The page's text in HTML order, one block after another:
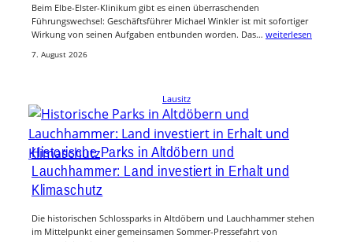
Beim Elbe-Elster-Klinikum gibt es einen überraschenden
Führungswechsel: Geschäftsführer Michael Winkler ist mit sofortiger
Wirkung von seinen Aufgaben entbunden worden. Das… weiterlesen
7. August 2026
Lausitz
Historische Parks in Altdöbern und
Lauchhammer: Land investiert in Erhalt und
Klimaschutz
Die historischen Schlossparks in Altdöbern und Lauchhammer stehen
im Mittelpunkt einer gemeinsamen Sommer-Pressefahrt von